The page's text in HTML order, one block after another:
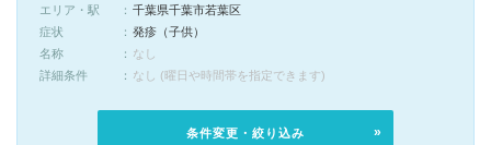
エリア・駅
千葉県千葉市若葉区
症状
発疹（子供）
名称
なし
詳細条件
なし (曜日や時間帯を指定できます)
条件変更・絞り込み